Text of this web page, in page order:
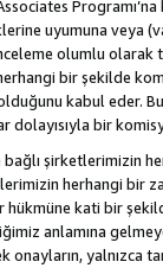
uyumuna veya
olumlu olarak
bir şekilde
kabul eder. Bu
dolayısıyla bir
bağlı şirketlerimizin
herhangi bir
hükmüne kati bir
anlamına
onayların, yalnızca